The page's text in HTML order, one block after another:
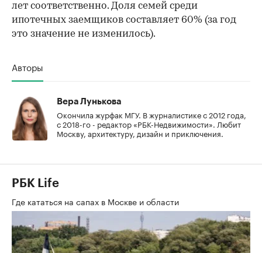
лет соответственно. Доля семей среди
ипотечных заемщиков составляет 60% (за год
это значение не изменилось).
Авторы
Вера Лунькова
Окончила журфак МГУ. В журналистике с 2012 года,
с 2018-го - редактор «РБК-Недвижимости». Любит
Москву, архитектуру, дизайн и приключения.
РБК Life
Где кататься на сапах в Москве и области